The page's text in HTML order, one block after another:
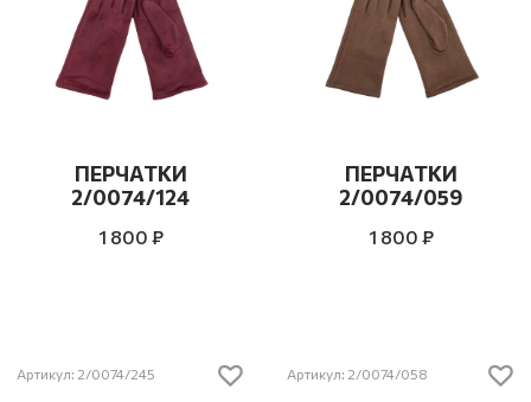
ПЕРЧАТКИ
2/0074/124
1 800 ₽
ПЕРЧАТКИ
2/0074/059
1 800 ₽
Артикул: 2/0074/245 Артикул: 2/0074/058